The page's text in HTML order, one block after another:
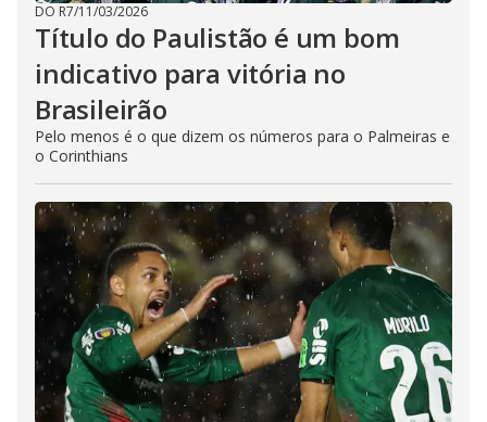
DO R7/11/03/2026
Título do Paulistão é um bom
indicativo para vitória no
Brasileirão
Pelo menos é o que dizem os números para o Palmeiras e
o Corinthians